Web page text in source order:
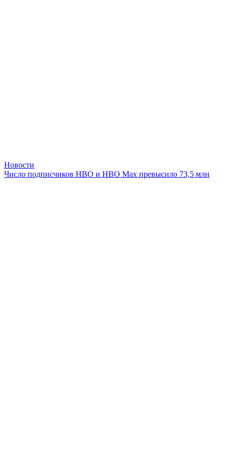
Новости
Число подписчиков HBO и HBO Max превысило 73,5 млн